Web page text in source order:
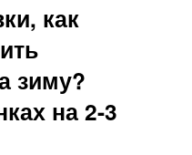
как
зиму?
на 2-3